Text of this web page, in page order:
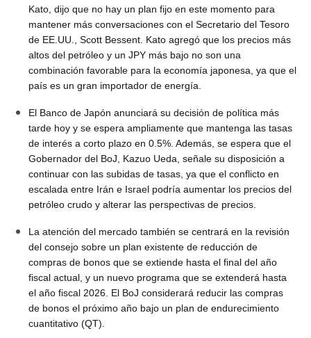
Kato, dijo que no hay un plan fijo en este momento para
mantener más conversaciones con el Secretario del Tesoro
de EE.UU., Scott Bessent. Kato agregó que los precios más
altos del petróleo y un JPY más bajo no son una
combinación favorable para la economía japonesa, ya que el
país es un gran importador de energía.
El Banco de Japón anunciará su decisión de política más
tarde hoy y se espera ampliamente que mantenga las tasas
de interés a corto plazo en 0.5%. Además, se espera que el
Gobernador del BoJ, Kazuo Ueda, señale su disposición a
continuar con las subidas de tasas, ya que el conflicto en
escalada entre Irán e Israel podría aumentar los precios del
petróleo crudo y alterar las perspectivas de precios.
La atención del mercado también se centrará en la revisión
del consejo sobre un plan existente de reducción de
compras de bonos que se extiende hasta el final del año
fiscal actual, y un nuevo programa que se extenderá hasta
el año fiscal 2026. El BoJ considerará reducir las compras
de bonos el próximo año bajo un plan de endurecimiento
cuantitativo (QT).